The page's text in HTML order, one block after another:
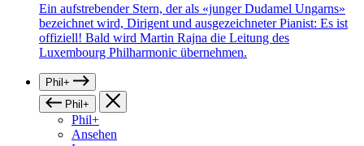
Ein aufstrebender Stern, der als «junger Dudamel Ungarns»
bezeichnet wird, Dirigent und ausgezeichneter Pianist: Es ist
offiziell! Bald wird Martin Rajna die Leitung des
Luxembourg Philharmonic übernehmen.
Phil+
Phil+
Phil+
Ansehen